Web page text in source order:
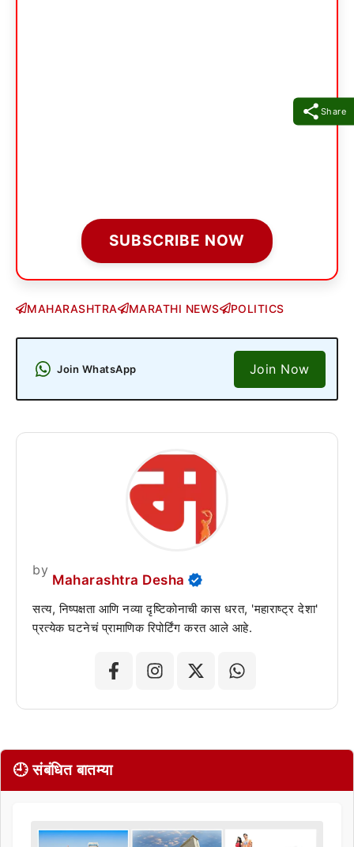
Share
SUBSCRIBE NOW
MAHARASHTRA MARATHI NEWS POLITICS
Join WhatsApp Join Now
by
Maharashtra Desha
सत्य, निष्पक्षता आणि नव्या दृष्टिकोनाची कास धरत, 'महाराष्ट्र देशा'
प्रत्येक घटनेचं प्रामाणिक रिपोर्टिंग करत आले आहे.
🕘 संबंधित बातम्या